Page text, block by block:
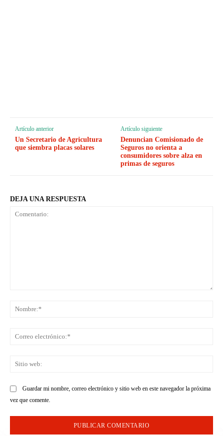
Artículo anterior
Un Secretario de Agricultura
que siembra placas solares
Artículo siguiente
Denuncian Comisionado de
Seguros no orienta a
consumidores sobre alza en
primas de seguros
DEJA UNA RESPUESTA
Guardar mi nombre, correo electrónico y sitio web en este navegador la próxima
vez que comente.